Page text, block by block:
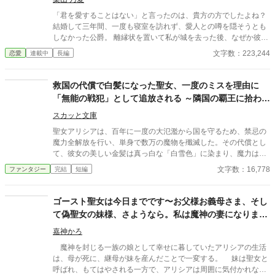
「君を愛することはない」と言ったのは、貴方の方でしたよね？
結婚して三年間、一度も寝室を訪れず、愛人との噂を隠そうとも
しなかった公爵。 離縁状を置いて私が城を去った後、なぜか彼は
狂ったように私を探しているらしい。 今さら愛に気づいた？ ──
ふふ、滑稽ですこと。 私はもう、新しい国で最高の隣人に囲まれ
恋愛 連載中 長編 文字数：223,244
救国の代償で白髪になった聖女、一度のミスを理由に
「無能の戦犯」として追放される ～隣国の覇王に拾わ
れ、愛され、奇跡の力を見せつける～
スカッと文庫
聖女アリシアは、百年に一度の大氾濫から国を守るため、禁忌の
魔力全解放を行い、単身で数万の魔物を殲滅した。その代償とし
て、彼女の美しい金髪は真っ白な「白雪色」に染まり、魔力は一
時的に枯渇してしまう。 しかし、その功績はすべて現場にいなか
った「偽聖女セシリア」に奪われ、アリシアは「結界を一部損壊
ギルバートから国外追放を言い渡される。 「失敗したゴミに、こ
の国の空気は吸わせない」 泥の中に捨てられたアリシア。しか
し、彼女を拾ったのは、敵対国として恐れられていた帝国の「武
徳皇帝」ラグナールだった。彼はアリシアの白髪が「高純度の神
聖魔力による変質」であることを瞬時に見抜き、彼女を帝国の宝
として迎える。 数ヶ月後。アリシアが帝国の守護聖女として輝き
を取り戻した頃、王国では「一度きりの奇跡」だったセシリアの
ファンタジー 完結 短編 文字数：16,778
ゴースト聖女は今日までです〜お父様お義母さま、そし
て偽聖女の妹様、さようなら。私は魔神の妻になりま
す〜
嘉神かろ
魔神を封じる一族の娘として幸せに暮していたアリシアの生活
は、母が死に、継母が妹を産んだことで一変する。 妹は聖女と
呼ばれ、もてはやされる一方で、アリシアは周囲に気付かれない